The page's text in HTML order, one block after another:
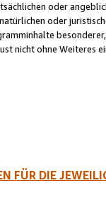
oder
oder
nicht ohne Weiteres
FÜR DIE